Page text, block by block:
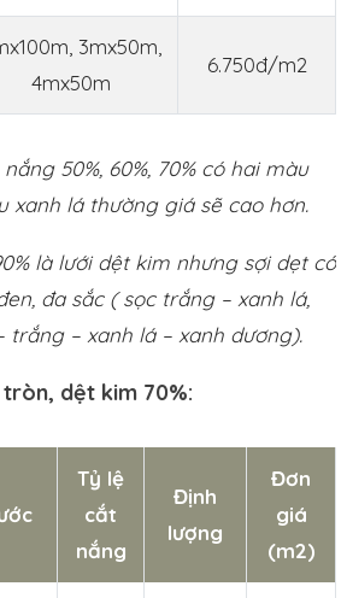
3mx50m,
4mx50m
6.750đ/m2
50%, 60%, 70% có hai màu
xanh lá thường giá sẽ cao hơn.
là lưới dệt kim nhưng sợi dẹt có
đa sắc ( sọc trắng – xanh lá,
trắng – xanh lá – xanh dương).
dệt kim 70%:
Tỷ lệ
cắt
nắng
Định
lượng
Đơn
giá
(m2)